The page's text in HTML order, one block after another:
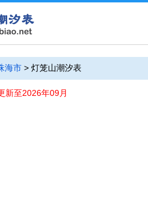
海市 > 灯笼山潮汐表
新至2026年09月